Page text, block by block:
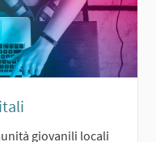
giovanili locali